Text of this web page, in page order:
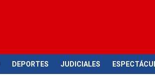
DEPORTES JUDICIALES